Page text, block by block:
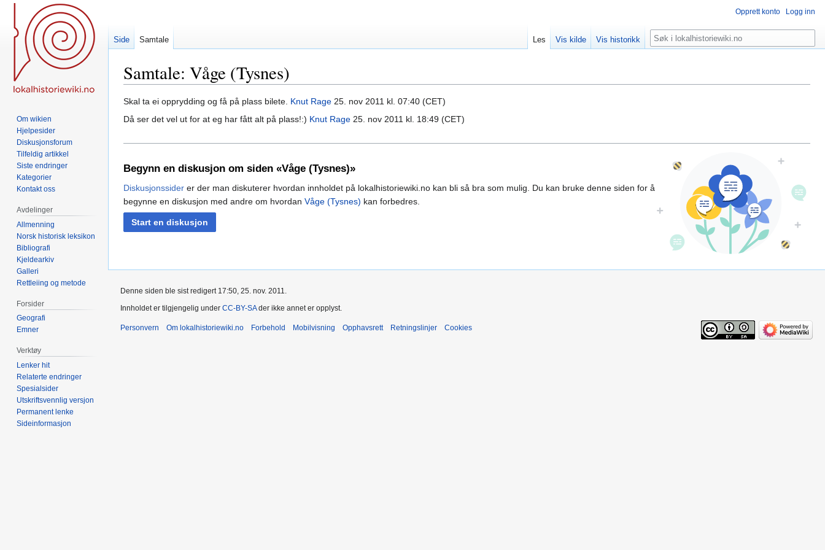
Samtale: Våge (Tysnes)
Hopp
til
Hopp
til
Skal ta ei opprydding og få på plass bilete. Knut Rage 25. nov 2011 kl. 07:40 (CET)
Då ser det vel ut for at eg har fått alt på plass!:) Knut Rage 25. nov 2011 kl. 18:49 (CET)
Begynn en diskusjon om siden «Våge (Tysnes)»
Diskusjonssider er der man diskuterer hvordan innholdet på lokalhistoriewiki.no kan bli så bra som mulig. Du kan bruke denne siden for å
begynne en diskusjon med andre om hvordan Våge (Tysnes) kan forbedres.
Start en diskusjon
Opprett konto Logg inn
Side Samtale Les Vis kilde Vis historikk Søk
Om wikien
Hjelpesider
Diskusjonsforum
Tilfeldig artikkel
Siste endringer
Kategorier
Kontakt oss
Avdelinger
Allmenning
Norsk historisk leksikon
Bibliografi
Kjeldearkiv
Galleri
Rettleiing og metode
Forsider
Geografi
Emner
Verktøy
Lenker hit
Relaterte endringer
Spesialsider
Utskriftsvennlig versjon
Permanent lenke
Sideinformasjon
Denne siden ble sist redigert 17:50, 25. nov. 2011.
Innholdet er tilgjengelig under CC-BY-SAder ikke annet er opplyst.
Personvern Om lokalhistoriewiki.no Forbehold Mobilvisning Opphavsrett Retningslinjer Cookies